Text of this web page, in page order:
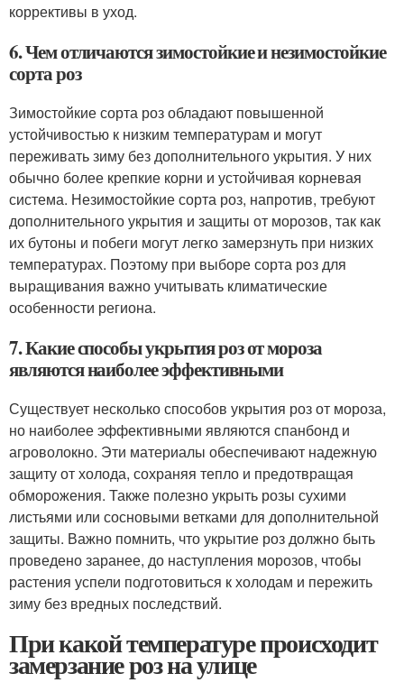
коррективы в уход.
6. Чем отличаются зимостойкие и незимостойкие
сорта роз
Зимостойкие сорта роз обладают повышенной
устойчивостью к низким температурам и могут
переживать зиму без дополнительного укрытия. У них
обычно более крепкие корни и устойчивая корневая
система. Незимостойкие сорта роз, напротив, требуют
дополнительного укрытия и защиты от морозов, так как
их бутоны и побеги могут легко замерзнуть при низких
температурах. Поэтому при выборе сорта роз для
выращивания важно учитывать климатические
особенности региона.
7. Какие способы укрытия роз от мороза
являются наиболее эффективными
Существует несколько способов укрытия роз от мороза,
но наиболее эффективными являются спанбонд и
агроволокно. Эти материалы обеспечивают надежную
защиту от холода, сохраняя тепло и предотвращая
обморожения. Также полезно укрыть розы сухими
листьями или сосновыми ветками для дополнительной
защиты. Важно помнить, что укрытие роз должно быть
проведено заранее, до наступления морозов, чтобы
растения успели подготовиться к холодам и пережить
зиму без вредных последствий.
При какой температуре происходит
замерзание роз на улице